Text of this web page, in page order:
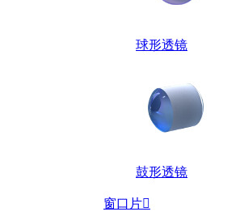
球形透镜
鼓形透镜
窗口片